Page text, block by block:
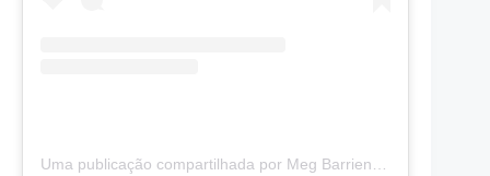
Uma publicação compartilhada por Meg Barrientos (@megbarrientos)